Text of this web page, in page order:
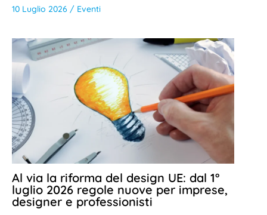
10 Luglio 2026 / Eventi
Al via la riforma del design UE: dal 1°
luglio 2026 regole nuove per imprese,
designer e professionisti